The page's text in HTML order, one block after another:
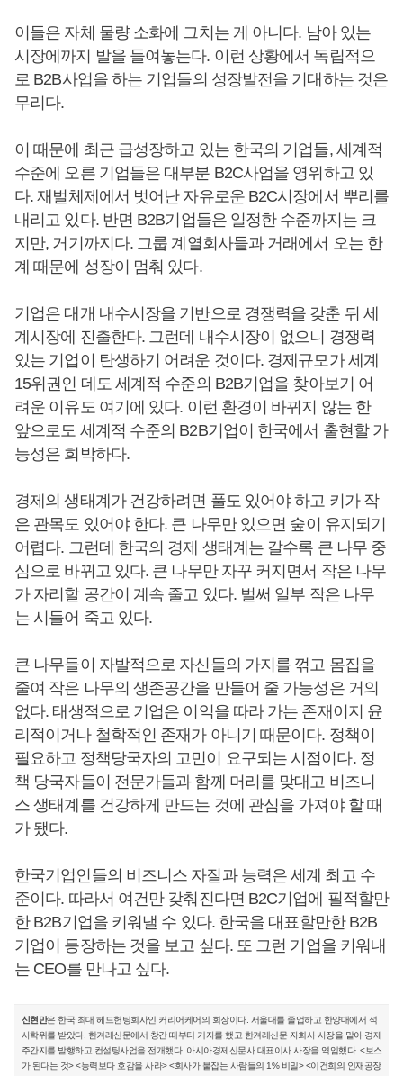
이들은 자체 물량 소화에 그치는 게 아니다. 남아 있는
시장에까지 발을 들여놓는다. 이런 상황에서 독립적으
로 B2B사업을 하는 기업들의 성장발전을 기대하는 것은
무리다.
이 때문에 최근 급성장하고 있는 한국의 기업들, 세계적
수준에 오른 기업들은 대부분 B2C사업을 영위하고 있
다. 재벌체제에서 벗어난 자유로운 B2C시장에서 뿌리를
내리고 있다. 반면 B2B기업들은 일정한 수준까지는 크
지만, 거기까지다. 그룹 계열회사들과 거래에서 오는 한
계 때문에 성장이 멈춰 있다.
기업은 대개 내수시장을 기반으로 경쟁력을 갖춘 뒤 세
계시장에 진출한다. 그런데 내수시장이 없으니 경쟁력
있는 기업이 탄생하기 어려운 것이다. 경제규모가 세계
15위권인 데도 세계적 수준의 B2B기업을 찾아보기 어
려운 이유도 여기에 있다. 이런 환경이 바뀌지 않는 한
앞으로도 세계적 수준의 B2B기업이 한국에서 출현할 가
능성은 희박하다.
경제의 생태계가 건강하려면 풀도 있어야 하고 키가 작
은 관목도 있어야 한다. 큰 나무만 있으면 숲이 유지되기
어렵다. 그런데 한국의 경제 생태계는 갈수록 큰 나무 중
심으로 바뀌고 있다. 큰 나무만 자꾸 커지면서 작은 나무
가 자리할 공간이 계속 줄고 있다. 벌써 일부 작은 나무
는 시들어 죽고 있다.
큰 나무들이 자발적으로 자신들의 가지를 꺾고 몸집을
줄여 작은 나무의 생존공간을 만들어 줄 가능성은 거의
없다. 태생적으로 기업은 이익을 따라 가는 존재이지 윤
리적이거나 철학적인 존재가 아니기 때문이다. 정책이
필요하고 정책당국자의 고민이 요구되는 시점이다. 정
책 당국자들이 전문가들과 함께 머리를 맞대고 비즈니
스 생태계를 건강하게 만드는 것에 관심을 가져야 할 때
가 됐다.
한국기업인들의 비즈니스 자질과 능력은 세계 최고 수
준이다. 따라서 여건만 갖춰진다면 B2C기업에 필적할만
한 B2B기업을 키워낼 수 있다. 한국을 대표할만한 B2B
기업이 등장하는 것을 보고 싶다. 또 그런 기업을 키워내
는 CEO를 만나고 싶다.
신현만은 한국 최대 헤드헌팅회사인 커리어케어의 회장이다. 서울대를 졸업하고 한양대에서 석
사학위를 받았다. 한겨레신문에서 창간 때부터 기자를 했고 한겨레신문 자회사 사장을 맡아 경제
주간지를 발행하고 컨설팅사업을 전개했다. 아시아경제신문사 대표이사 사장을 역임했다. <보스
가 된다는 것> <능력보다 호감을 사라> <회사가 붙잡는 사람들의 1% 비밀> <이건희의 인재공장